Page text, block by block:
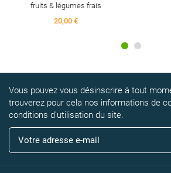
fruits & légumes frais
20,00 €
Vous pouvez vous désinscrire à tout
trouverez pour cela nos informations de
conditions d'utilisation du site.